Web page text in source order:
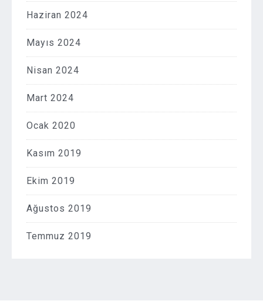
Haziran 2024
Mayıs 2024
Nisan 2024
Mart 2024
Ocak 2020
Kasım 2019
Ekim 2019
Ağustos 2019
Temmuz 2019